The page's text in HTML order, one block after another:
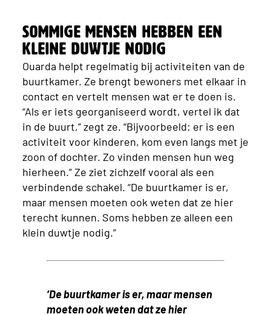
Sommige mensen hebben een
kleine duwtje nodig
Ouarda helpt regelmatig bij activiteiten van de
buurtkamer. Ze brengt bewoners met elkaar in
contact en vertelt mensen wat er te doen is.
“Als er iets georganiseerd wordt, vertel ik dat
in de buurt,” zegt ze. “Bijvoorbeeld: er is een
activiteit voor kinderen, kom even langs met je
zoon of dochter. Zo vinden mensen hun weg
hierheen.” Ze ziet zichzelf vooral als een
verbindende schakel. “De buurtkamer is er,
maar mensen moeten ook weten dat ze hier
terecht kunnen. Soms hebben ze alleen een
klein duwtje nodig.”
‘De buurtkamer is er, maar mensen
moeten ook weten dat ze hier